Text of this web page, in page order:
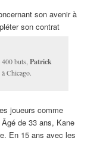
son avenir à
son contrat
buts, Patrick
Chicago.
joueurs comme
de 33 ans, Kane
En 15 ans avec les